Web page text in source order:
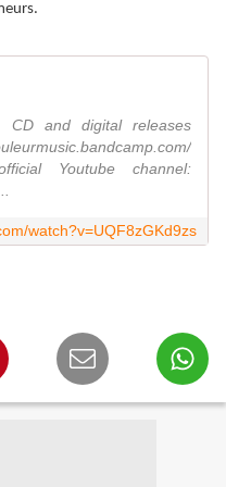
CD and digital releases
Youtube channel:
watch?v=UQF8zGKd9zs